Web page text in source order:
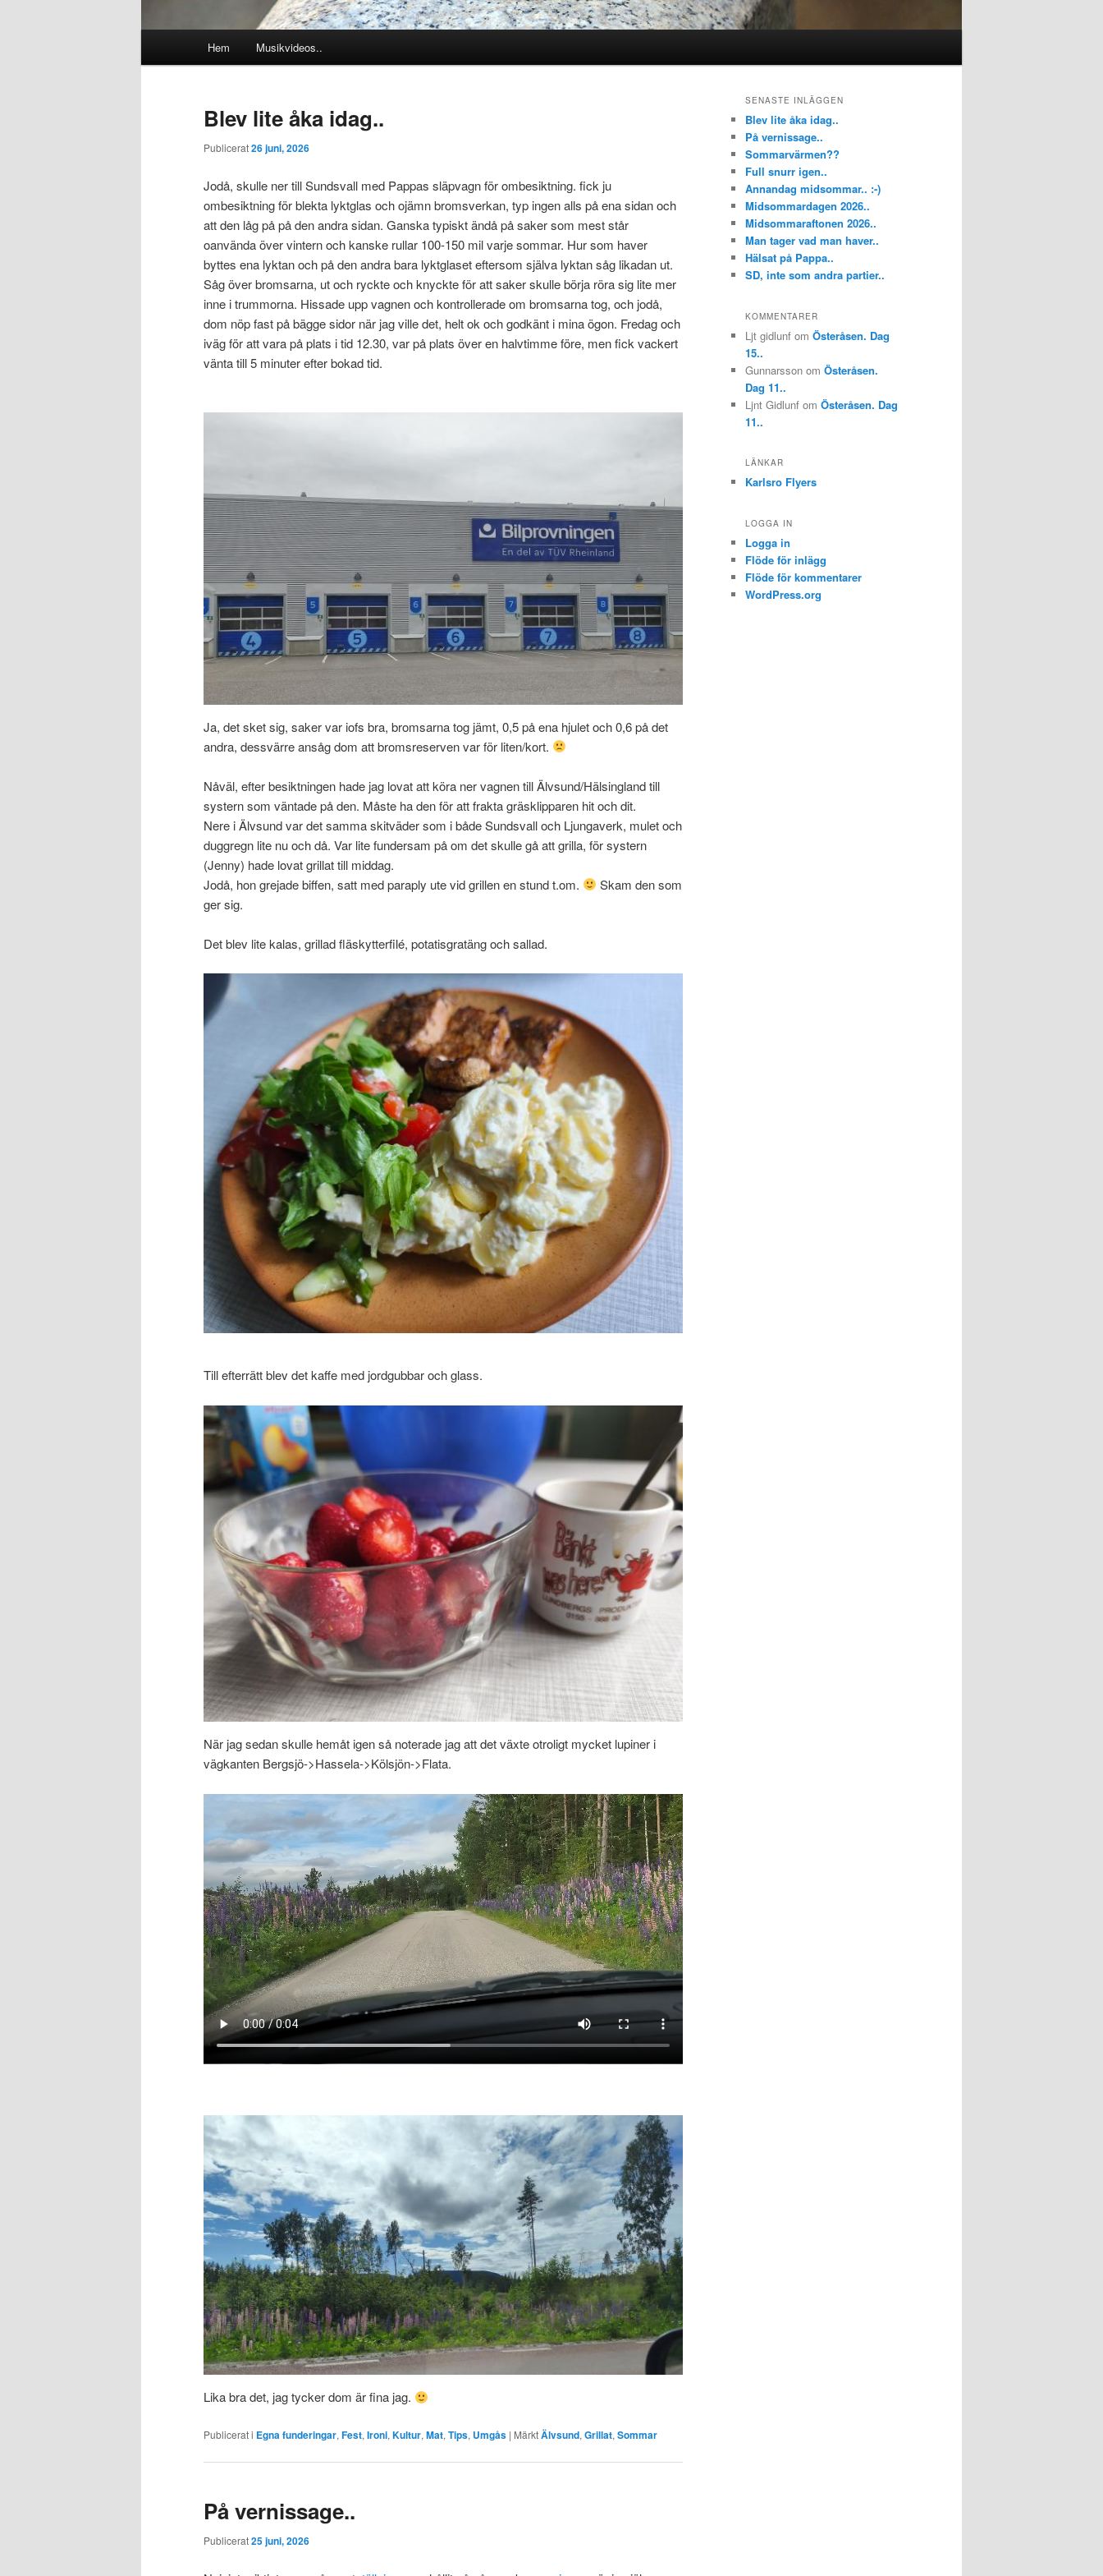
Hem Musikvideos..
Blev lite åka idag..
Publicerat26 juni, 2026
Jodå, skulle ner till Sundsvall med Pappas släpvagn för ombesiktning. fick ju
ombesiktning för blekta lyktglas och ojämn bromsverkan, typ ingen alls på ena sidan och
att den låg på på den andra sidan. Ganska typiskt ändå på saker som mest står
oanvända över vintern och kanske rullar 100-150 mil varje sommar. Hur som haver
byttes ena lyktan och på den andra bara lyktglaset eftersom själva lyktan såg likadan ut.
Såg över bromsarna, ut och ryckte och knyckte för att saker skulle börja röra sig lite mer
inne i trummorna. Hissade upp vagnen och kontrollerade om bromsarna tog, och jodå,
dom nöp fast på bägge sidor när jag ville det, helt ok och godkänt i mina ögon. Fredag och
iväg för att vara på plats i tid 12.30, var på plats över en halvtimme före, men fick vackert
vänta till 5 minuter efter bokad tid.
Ja, det sket sig, saker var iofs bra, bromsarna tog jämt, 0,5 på ena hjulet och 0,6 på det
andra, dessvärre ansåg dom att bromsreserven var för liten/kort.
Nåväl, efter besiktningen hade jag lovat att köra ner vagnen till Älvsund/Hälsingland till
systern som väntade på den. Måste ha den för att frakta gräsklipparen hit och dit.
Nere i Älvsund var det samma skitväder som i både Sundsvall och Ljungaverk, mulet och
duggregn lite nu och då. Var lite fundersam på om det skulle gå att grilla, för systern
(Jenny) hade lovat grillat till middag.
Jodå, hon grejade biffen, satt med paraply ute vid grillen en stund t.om.
Skam den som
ger sig.
Det blev lite kalas, grillad fläskytterfilé, potatisgratäng och sallad.
Till efterrätt blev det kaffe med jordgubbar och glass.
När jag sedan skulle hemåt igen så noterade jag att det växte otroligt mycket lupiner i
vägkanten Bergsjö->Hassela->Kölsjön->Flata.
Lika bra det, jag tycker dom är fina jag.
Publicerat i Egna funderingar, Fest, Ironi, Kultur, Mat, Tips, Umgås | MärktÄlvsund, Grillat, Sommar
På vernissage..
Publicerat25 juni, 2026
SENASTE INLÄGGEN
Blev lite åka idag..
På vernissage..
Sommarvärmen??
Full snurr igen..
Annandag midsommar.. :-)
Midsommardagen 2026..
Midsommaraftonen 2026..
Man tager vad man haver..
Hälsat på Pappa..
SD, inte som andra partier..
KOMMENTARER
Ljt gidlunf om Österåsen. Dag
15..
Gunnarsson om Österåsen.
Dag 11..
Ljnt Gidlunf om Österåsen. Dag
11..
LÄNKAR
Karlsro Flyers
LOGGA IN
Logga in
Flöde för inlägg
Flöde för kommentarer
WordPress.org